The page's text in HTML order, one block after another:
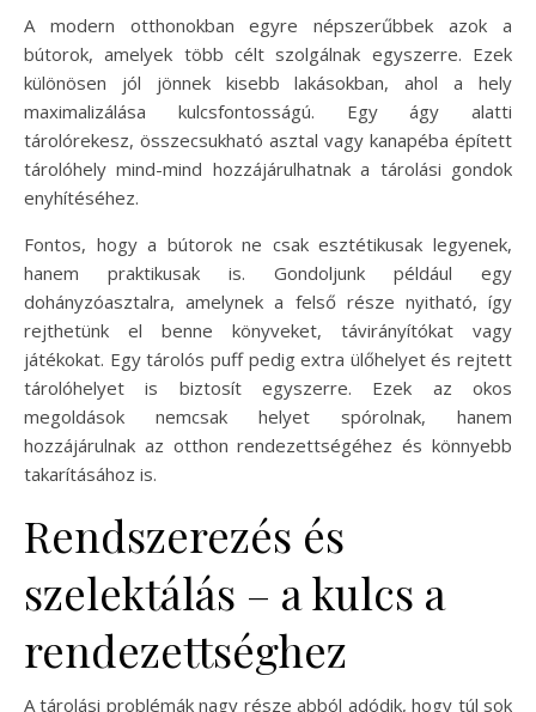
A modern otthonokban egyre népszerűbbek azok a
bútorok, amelyek több célt szolgálnak egyszerre. Ezek
különösen jól jönnek kisebb lakásokban, ahol a hely
maximalizálása kulcsfontosságú. Egy ágy alatti
tárolórekesz, összecsukható asztal vagy kanapéba épített
tárolóhely mind-mind hozzájárulhatnak a tárolási gondok
enyhítéséhez.
Fontos, hogy a bútorok ne csak esztétikusak legyenek,
hanem praktikusak is. Gondoljunk például egy
dohányzóasztalra, amelynek a felső része nyitható, így
rejthetünk el benne könyveket, távirányítókat vagy
játékokat. Egy tárolós puff pedig extra ülőhelyet és rejtett
tárolóhelyet is biztosít egyszerre. Ezek az okos
megoldások nemcsak helyet spórolnak, hanem
hozzájárulnak az otthon rendezettségéhez és könnyebb
takarításához is.
Rendszerezés és
szelektálás – a kulcs a
rendezettséghez
A tárolási problémák nagy része abból adódik, hogy túl sok